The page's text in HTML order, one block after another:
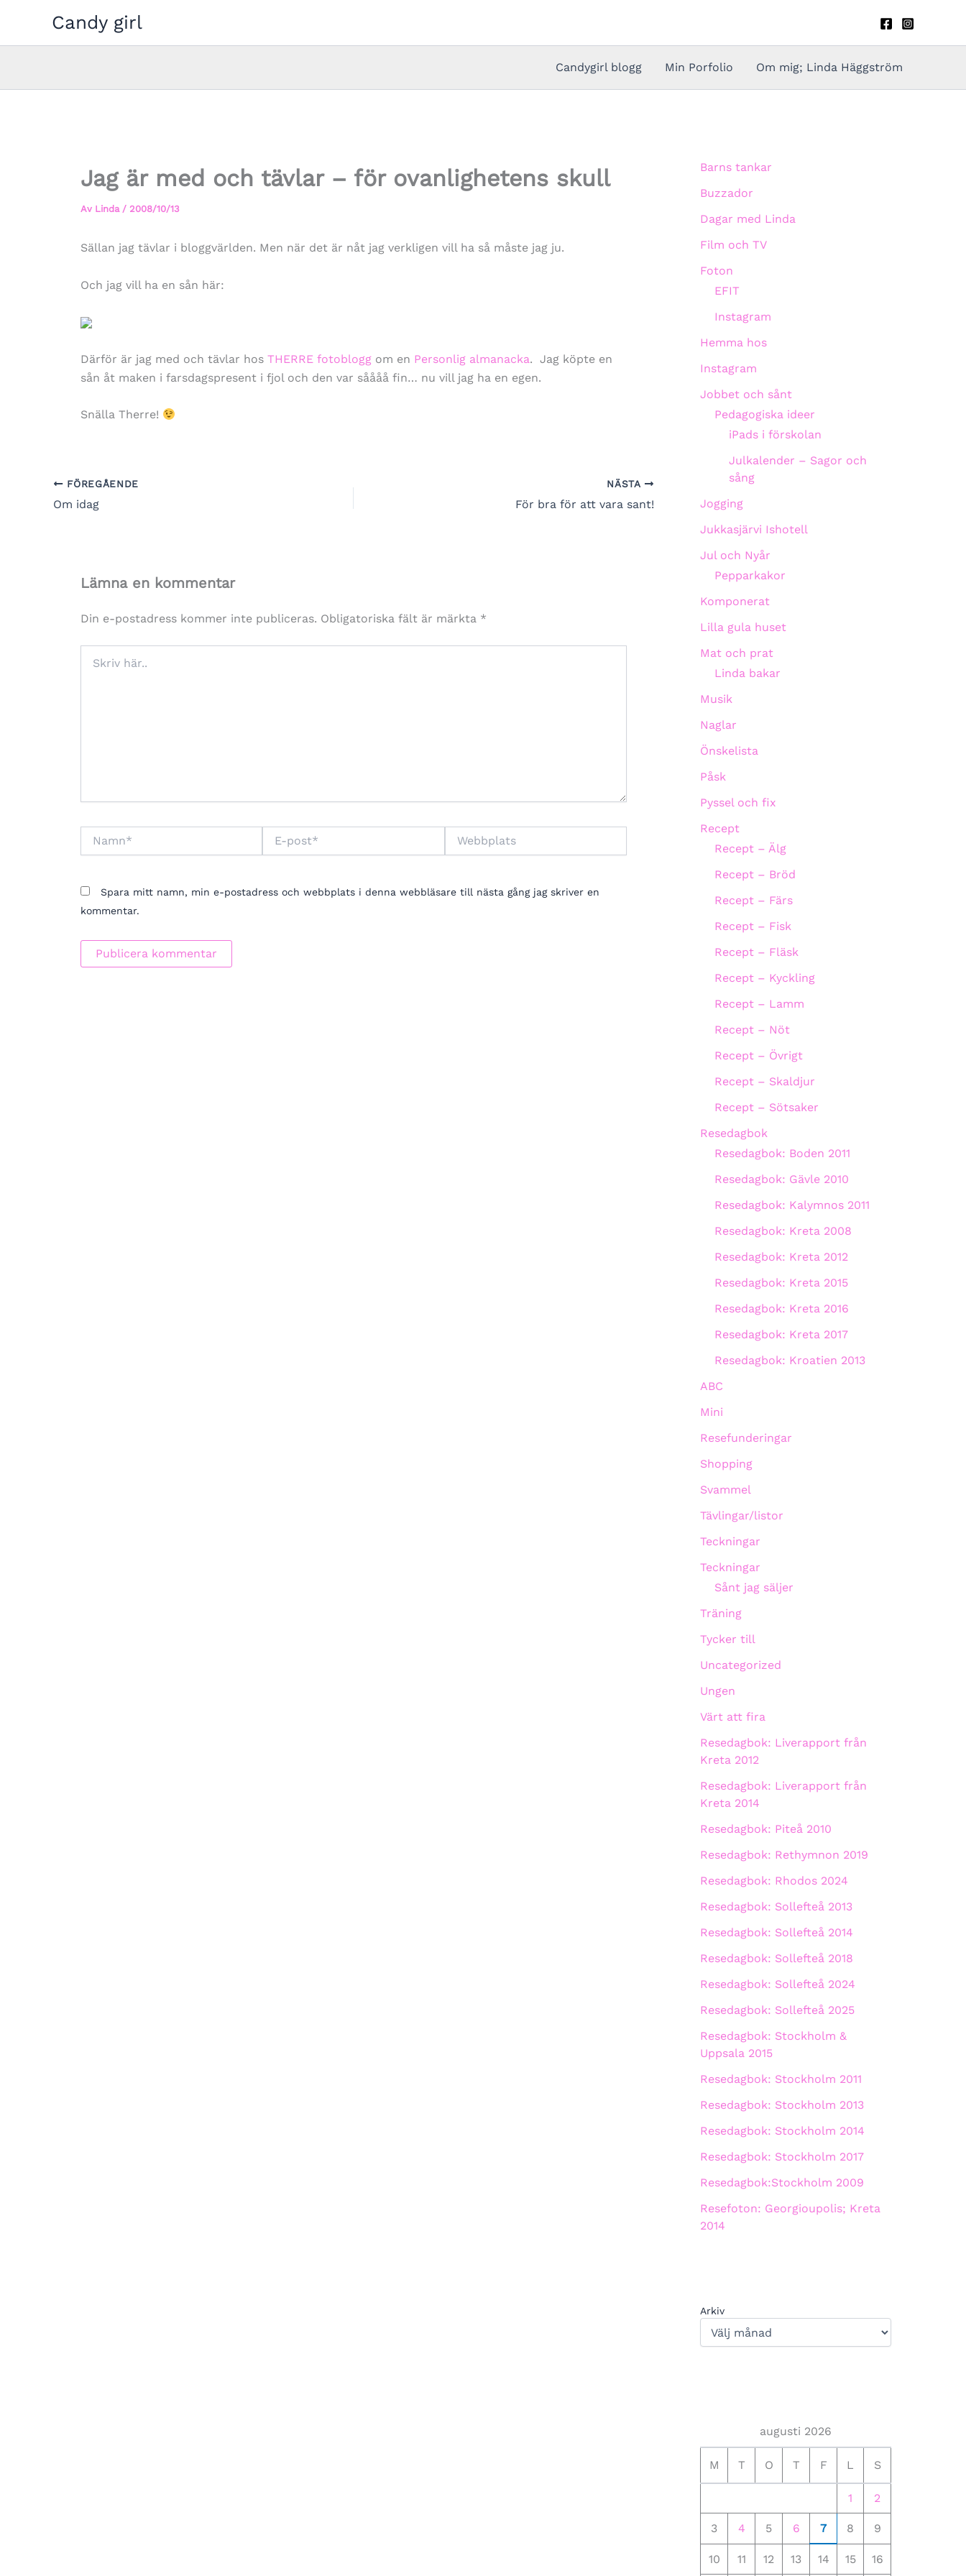
innehåll
Candy girl
Candygirl blogg Min Porfolio Om mig; Linda Häggström
Jag är med och tävlar – för ovanlighetens skull
Av Linda / 2008/10/13
Sällan jag tävlar i bloggvärlden. Men när det är nåt jag verkligen vill ha så måste jag ju.
Och jag vill ha en sån här:
Därför är jag med och tävlar hos THERRE fotoblogg om en Personlig almanacka. Jag köpte en
sån åt maken i farsdagspresent i fjol och den var såååå fin… nu vill jag ha en egen.
Snälla Therre!
FÖREGÅENDE
Om idag
NÄSTA
För bra för att vara sant!
Lämna en kommentar
Din e-postadress kommer inte publiceras. Obligatoriska fält är märkta *
här..
post*
Spara mitt namn, min e-postadress och webbplats i denna webbläsare till nästa gång jag skriver en
kommentar.
Barns tankar
Buzzador
Dagar med Linda
Film och TV
Foton
EFIT
Instagram
Hemma hos
Instagram
Jobbet och sånt
Pedagogiska ideer
iPads i förskolan
Julkalender – Sagor och
sång
Jogging
Jukkasjärvi Ishotell
Jul och Nyår
Pepparkakor
Komponerat
Lilla gula huset
Mat och prat
Linda bakar
Musik
Naglar
Önskelista
Påsk
Pyssel och fix
Recept
Recept – Älg
Recept – Bröd
Recept – Färs
Recept – Fisk
Recept – Fläsk
Recept – Kyckling
Recept – Lamm
Recept – Nöt
Recept – Övrigt
Recept – Skaldjur
Recept – Sötsaker
Resedagbok
Resedagbok: Boden 2011
Resedagbok: Gävle 2010
Resedagbok: Kalymnos 2011
Resedagbok: Kreta 2008
Resedagbok: Kreta 2012
Resedagbok: Kreta 2015
Resedagbok: Kreta 2016
Resedagbok: Kreta 2017
Resedagbok: Kroatien 2013
ABC
Mini
Resefunderingar
Shopping
Svammel
Tävlingar/listor
Teckningar
Teckningar
Sånt jag säljer
Träning
Tycker till
Uncategorized
Ungen
Värt att fira
Resedagbok: Liverapport från
Kreta 2012
Resedagbok: Liverapport från
Kreta 2014
Resedagbok: Piteå 2010
Resedagbok: Rethymnon 2019
Resedagbok: Rhodos 2024
Resedagbok: Sollefteå 2013
Resedagbok: Sollefteå 2014
Resedagbok: Sollefteå 2018
Resedagbok: Sollefteå 2024
Resedagbok: Sollefteå 2025
Resedagbok: Stockholm &
Uppsala 2015
Resedagbok: Stockholm 2011
Resedagbok: Stockholm 2013
Resedagbok: Stockholm 2014
Resedagbok: Stockholm 2017
Resedagbok:Stockholm 2009
Resefoton: Georgioupolis; Kreta
2014
Arkiv
augusti 2026
M T O T F L S
1 2
3 4 5 6 7 8 9
10 11 12 13 14 15 16